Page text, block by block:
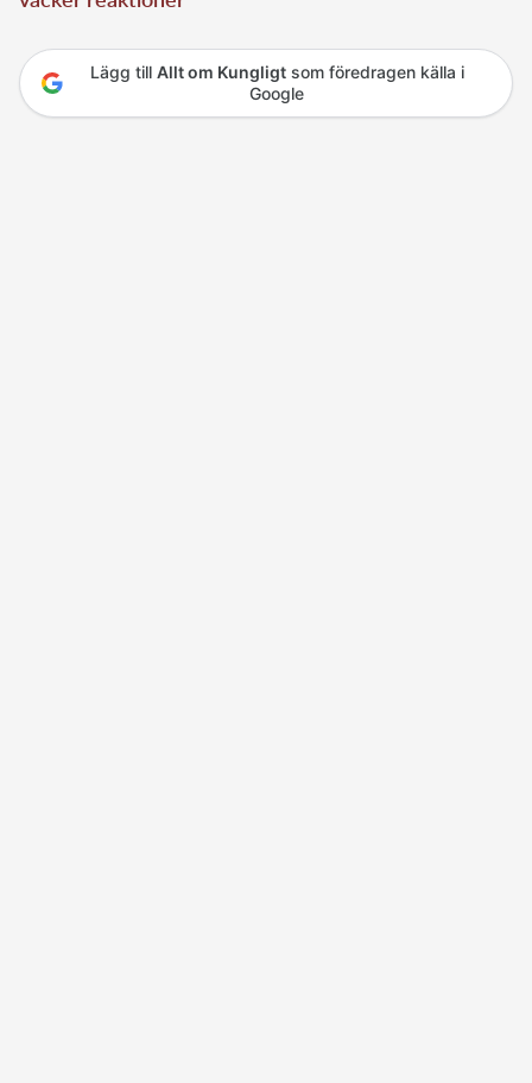
Lägg till Allt om Kungligtsom föredragen källa i
Google